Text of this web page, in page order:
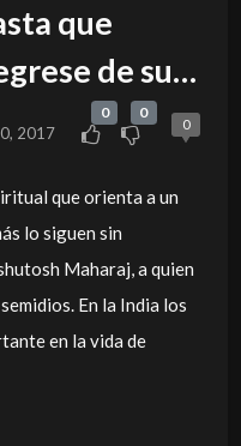
que
de su
2017
0 0
0
que orienta a un
lo siguen sin
Maharaj, a quien
En la India los
en la vida de